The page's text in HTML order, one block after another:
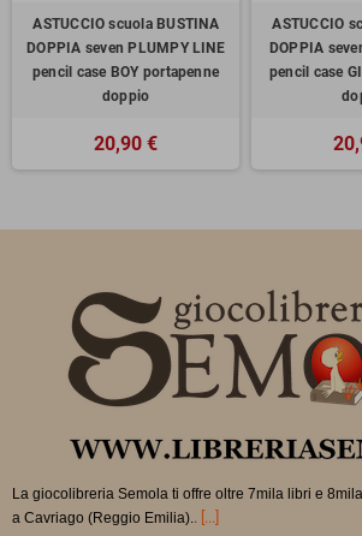
ASTUCCIO scuola BUSTINA
DOPPIA seven PLUMPY LINE
pencil case BOY portapenne
doppio
20,90 €
ASTUCCIO
DOPPIA
pencil case
La giocolibreria Semola ti offre oltre 7mila libri e
a Cavriago (Reggio Emilia).. [...]